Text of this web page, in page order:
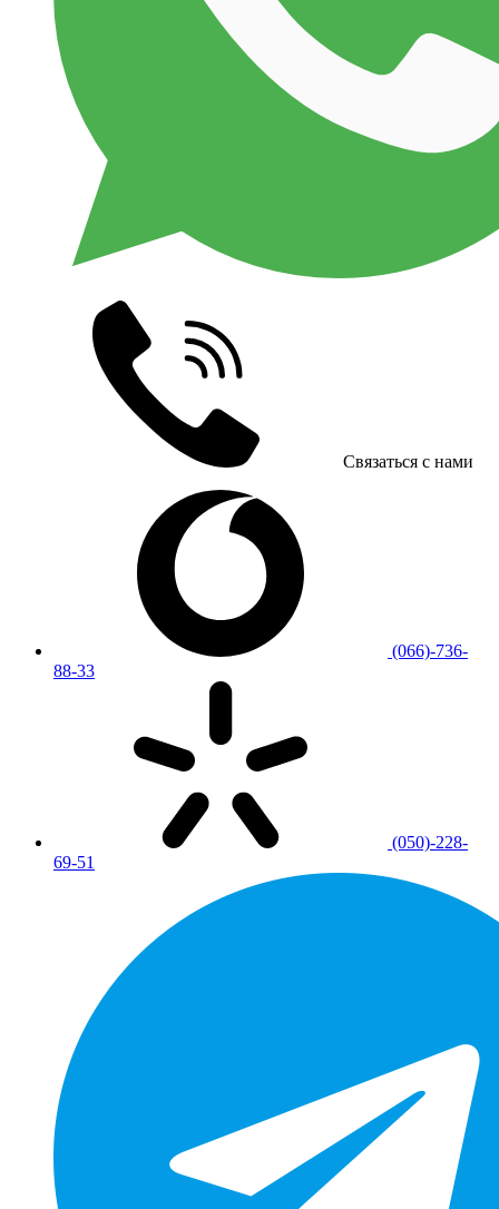
Связаться с нами
(066)-736-
88-33
(050)-228-
69-51